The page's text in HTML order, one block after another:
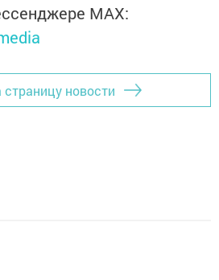
MАХ:
страницу новости